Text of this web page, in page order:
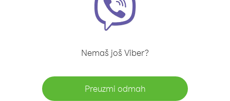
Nemaš još Viber?
Preuzmi odmah